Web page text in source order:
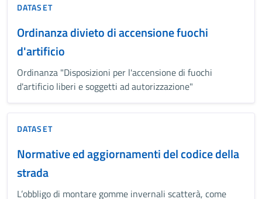
DATASET
Ordinanza divieto di accensione fuochi
d'artificio
Ordinanza "Disposizioni per l'accensione di fuochi
d'artificio liberi e soggetti ad autorizzazione"
DATASET
Normative ed aggiornamenti del codice della
strada
L’obbligo di montare gomme invernali scatterà, come